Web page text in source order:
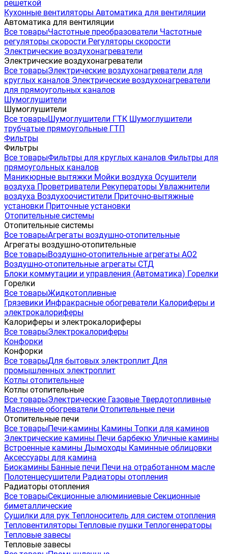
решеткой
Кухонные вентиляторы Автоматика для вентиляции
Автоматика для вентиляции
Все товарыЧастотные преобразователи Частотные
регуляторы скорости Регуляторы скорости
Электрические воздухонагреватели
Электрические воздухонагреватели
Все товарыЭлектрические воздухонагреватели для
круглых каналов Электрические воздухонагреватели
для прямоугольных каналов
Шумоглушители
Шумоглушители
Все товарыШумоглушители ГТК Шумоглушители
трубчатые прямоугольные ГТП
Фильтры
Фильтры
Все товарыФильтры для круглых каналов Фильтры для
прямоугольных каналов
Маникюрные вытяжки Мойки воздуха Осушители
воздуха Проветриватели Рекуператоры Увлажнители
воздуха Воздухоочистители Приточно-вытяжные
установки Приточные установки
Отопительные системы
Отопительные системы
Все товарыАгрегаты воздушно-отопительные
Агрегаты воздушно-отопительные
Все товарыВоздушно-отопительные агрегаты АО2
Воздушно-отопительные агрегаты СТД
Блоки коммутации и управления (Автоматика) Горелки
Горелки
Все товарыЖидкотопливные
Грязевики Инфракрасные обогреватели Калориферы и
электрокалориферы
Калориферы и электрокалориферы
Все товарыЭлектрокалориферы
Конфорки
Конфорки
Все товарыДля бытовых электроплит Для
промышленных электроплит
Котлы отопительные
Котлы отопительные
Все товарыЭлектрические Газовые Твердотопливные
Масляные обогреватели Отопительные печи
Отопительные печи
Все товарыПечи-камины Камины Топки для каминов
Электрические камины Печи барбекю Уличные камины
Встроенные камины Дымоходы Каминные облицовки
Аксессуары для камина
Биокамины Банные печи Печи на отработанном масле
Полотенцесушители Радиаторы отопления
Радиаторы отопления
Все товарыСекционные алюминиевые Секционные
биметаллические
Сушилки для рук Теплоноситель для систем отопления
Тепловентиляторы Тепловые пушки Теплогенераторы
Тепловые завесы
Тепловые завесы